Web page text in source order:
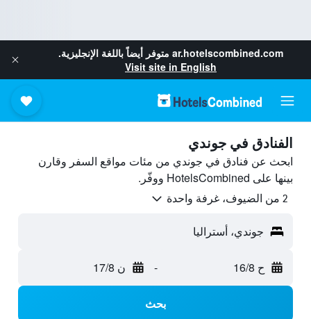
ar.hotelscombined.com متوفر أيضاً باللغة الإنجليزية.
Visit site in English
الفنادق في جوندي
ابحث عن فنادق في جوندي من مئات مواقع السفر وقارن
بينها على HotelsCombined ووفّر.
2 من الضيوف، غرفة واحدة
جوندي، أستراليا
ح 16/8 - ن 17/8
بحث